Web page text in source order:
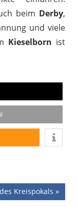
beim Derby,
und viele
Kieselborn ist
Kreispokals